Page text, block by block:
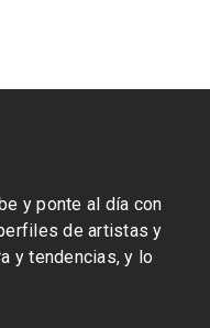
y ponte al día con
de artistas y
y tendencias, y lo